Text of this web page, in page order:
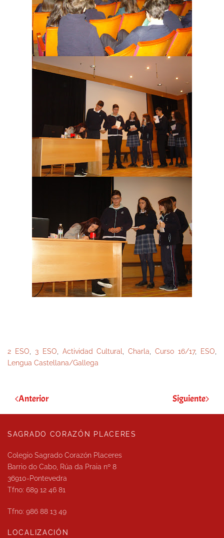
2 ESO 3 ESO Actividad Cultural ,Charla ,Curso 16/17, ESO
Lengua Castellana/Gallega
Anterior Siguiente
SAGRADO CORAZÓN PLACERES
Colegio Sagrado Corazón Placeres
Barrio do Cabo, Rúa da Praia nº 8
36910-Pontevedra
Tfno: 689 12 46 81
Tfno: 986 88 13 49
LOCALIZACIÓN